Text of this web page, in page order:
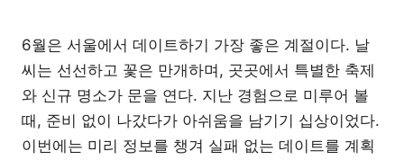
6월은 서울에서 데이트하기 가장 좋은 계절이다. 날
씨는 선선하고 꽃은 만개하며, 곳곳에서 특별한 축제
와 신규 명소가 문을 연다. 지난 경험으로 미루어 볼
때, 준비 없이 나갔다가 아쉬움을 남기기 십상이었다.
이번에는 미리 정보를 챙겨 실패 없는 데이트를 계획